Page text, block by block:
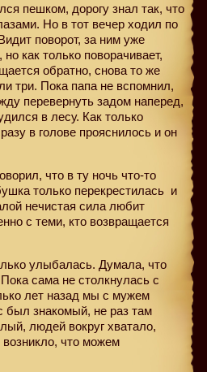
пешком, дорогу знал так, что
Но в тот вечер ходил по
поворот, за ним уже
как только поворачивает,
обратно, снова то же
три. Пока папа не вспомнил,
перевернуть задом наперед,
в лесу. Как только
в голове прояснилось и он
что в ту ночь что-то
только перекрестилась и
нечистая сила любит
с теми, кто возвращается
улыбалась. Думала, что
сама не столкнулась с
лет назад мы с мужем
был знакомый, не раз там
людей вокруг хватало,
что можем